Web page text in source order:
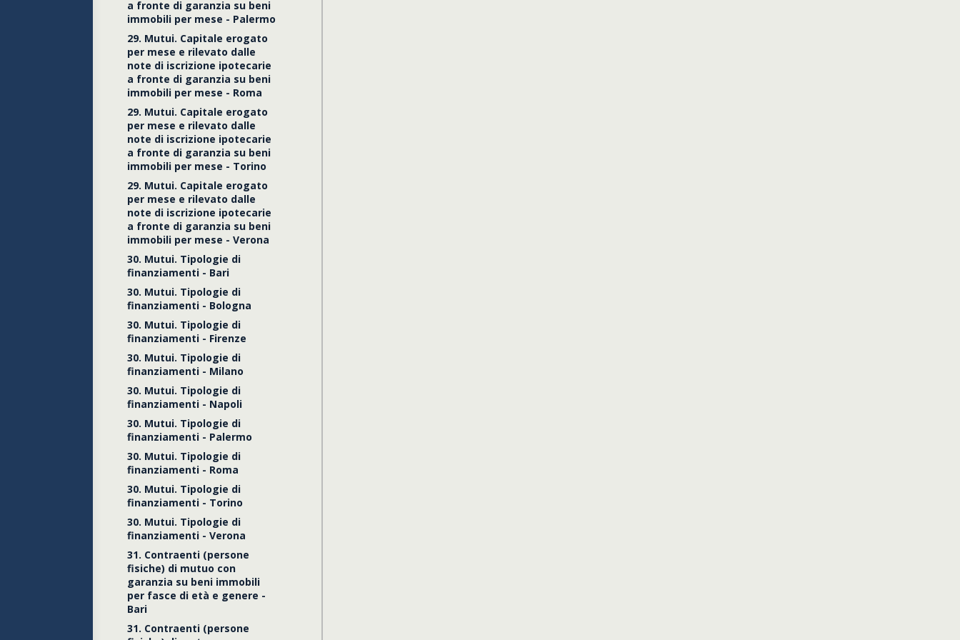
a fronte di garanzia su beni
immobili per mese - Palermo
29. Mutui. Capitale erogato
per mese e rilevato dalle
note di iscrizione ipotecarie
a fronte di garanzia su beni
immobili per mese - Roma
29. Mutui. Capitale erogato
per mese e rilevato dalle
note di iscrizione ipotecarie
a fronte di garanzia su beni
immobili per mese - Torino
29. Mutui. Capitale erogato
per mese e rilevato dalle
note di iscrizione ipotecarie
a fronte di garanzia su beni
immobili per mese - Verona
30. Mutui. Tipologie di
finanziamenti - Bari
30. Mutui. Tipologie di
finanziamenti - Bologna
30. Mutui. Tipologie di
finanziamenti - Firenze
30. Mutui. Tipologie di
finanziamenti - Milano
30. Mutui. Tipologie di
finanziamenti - Napoli
30. Mutui. Tipologie di
finanziamenti - Palermo
30. Mutui. Tipologie di
finanziamenti - Roma
30. Mutui. Tipologie di
finanziamenti - Torino
30. Mutui. Tipologie di
finanziamenti - Verona
31. Contraenti (persone
fisiche) di mutuo con
garanzia su beni immobili
per fasce di età e genere -
Bari
31. Contraenti (persone